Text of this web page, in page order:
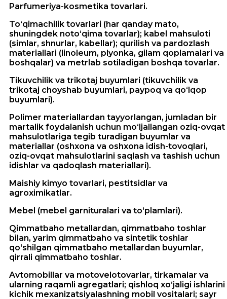
Parfumeriya-kosmetika tovarlari.
To‘qimachilik tovarlari (har qanday mato,
shuningdek noto‘qima tovarlar); kabel mahsuloti
(simlar, shnurlar, kabellar); qurilish va pardozlash
materiallari (linoleum, plyonka, gilam qoplamalari va
boshqalar) va metrlab sotiladigan boshqa tovarlar.
Tikuvchilik va trikotaj buyumlari (tikuvchilik va
trikotaj choyshab buyumlari, paypoq va qo‘lqop
buyumlari).
Polimer materiallardan tayyorlangan, jumladan bir
martalik foydalanish uchun mo‘ljallangan oziq-ovqat
mahsulotlariga tegib turadigan buyumlar va
materiallar (oshxona va oshxona idish-tovoqlari,
oziq-ovqat mahsulotlarini saqlash va tashish uchun
idishlar va qadoqlash materiallari).
Maishiy kimyo tovarlari, pestitsidlar va
agroximikatlar.
Mebel (mebel garnituralari va to‘plamlari).
Qimmatbaho metallardan, qimmatbaho toshlar
bilan, yarim qimmatbaho va sintetik toshlar
qo‘shilgan qimmatbaho metallardan buyumlar,
qirrali qimmatbaho toshlar.
Avtomobillar va motovelotovarlar, tirkamalar va
ularning raqamli agregatlari; qishloq xo‘jaligi ishlarini
kichik mexanizatsiyalashning mobil vositalari; sayr